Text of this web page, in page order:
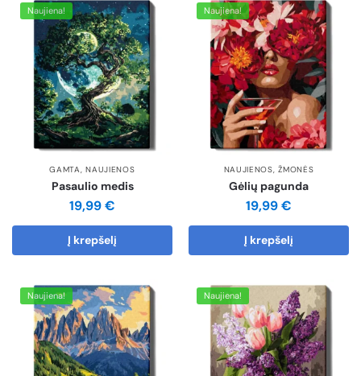
Naujiena!
GAMTA,NAUJIENOS
Pasaulio medis
19,99€
Į krepšelį
Naujiena!
NAUJIENOS,ŽMONĖS
Gėlių pagunda
19,99€
Į krepšelį
Naujiena! Naujiena!